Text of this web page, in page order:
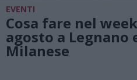
EVENTI
Cosa fare nel
agosto a Legnano
Milanese